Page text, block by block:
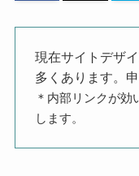
現在サイトデザ
多くあります。
＊内部リンクが効
します。